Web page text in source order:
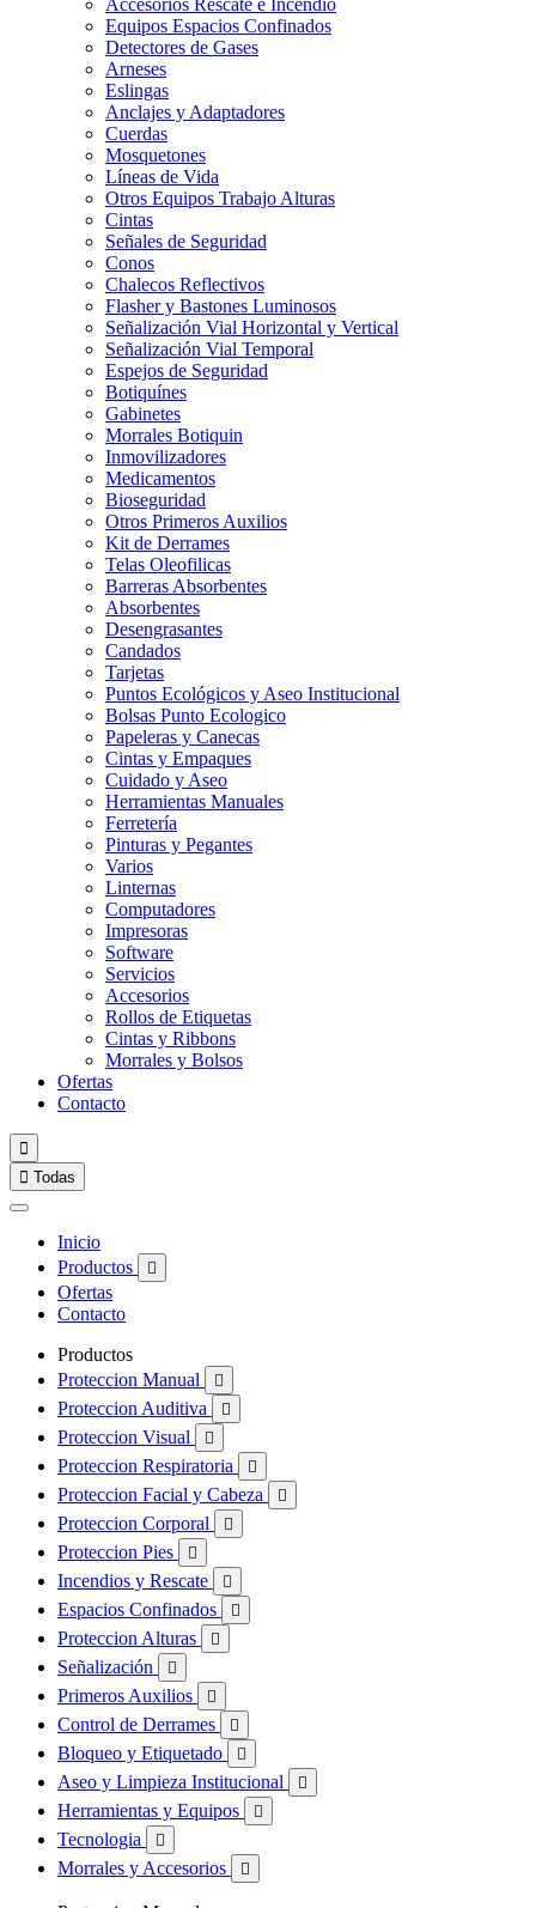
Accesorios Rescate e Incendio
Equipos Espacios Confinados
Detectores de Gases
Arneses
Eslingas
Anclajes y Adaptadores
Cuerdas
Mosquetones
Líneas de Vida
Otros Equipos Trabajo Alturas
Cintas
Señales de Seguridad
Conos
Chalecos Reflectivos
Flasher y Bastones Luminosos
Señalización Vial Horizontal y Vertical
Señalización Vial Temporal
Espejos de Seguridad
Botiquínes
Gabinetes
Morrales Botiquin
Inmovilizadores
Medicamentos
Bioseguridad
Otros Primeros Auxilios
Kit de Derrames
Telas Oleofilicas
Barreras Absorbentes
Absorbentes
Desengrasantes
Candados
Tarjetas
Puntos Ecológicos y Aseo Institucional
Bolsas Punto Ecologico
Papeleras y Canecas
Cintas y Empaques
Cuidado y Aseo
Herramientas Manuales
Ferretería
Pinturas y Pegantes
Varios
Linternas
Computadores
Impresoras
Software
Servicios
Accesorios
Rollos de Etiquetas
Cintas y Ribbons
Morrales y Bolsos
Ofertas
Contacto

 Todas
Inicio
Productos

Ofertas
Contacto
Productos
Proteccion Manual

Proteccion Auditiva 
Proteccion Visual 
Proteccion Respiratoria 
Proteccion Facial y Cabeza 
Proteccion Corporal 
Proteccion Pies 
Incendios y Rescate 
Espacios Confinados 
Proteccion Alturas 
Señalización 
Primeros Auxilios 
Control de Derrames 
Bloqueo y Etiquetado 
Aseo y Limpieza Institucional 
Herramientas y Equipos 
Tecnologia 
Morrales y Accesorios 